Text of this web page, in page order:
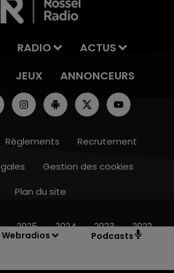
Webradios Podcasts
16h00 - 20h00
RADIO
ACTUS
JEUX ANNONCEURS
Règlements
Recrutement
Gestion des cookies
Plan du site
2025 2024 2023 2022